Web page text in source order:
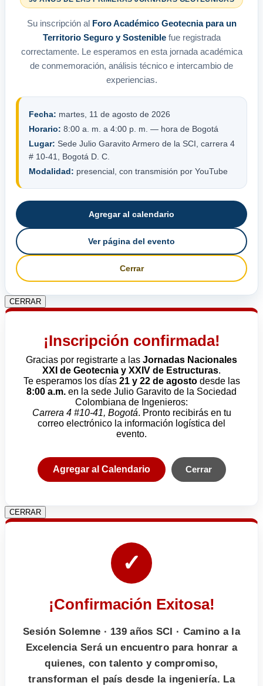
Su inscripción al Foro Académico Geotecnia para un
Territorio Seguro y Sosteniblefue registrada
correctamente. Le esperamos en esta jornada académica
de conmemoración, análisis técnico e intercambio de
experiencias.
Fecha: martes, 11 de agosto de 2026
Horario: 8:00 a. m. a 4:00 p. m. — hora de Bogotá
Lugar: Sede Julio Garavito Armero de la SCI, carrera 4
# 10-41, Bogotá D. C.
Modalidad: presencial, con transmisión por YouTube
Agregar al calendario
Ver página del evento
Cerrar
CERRAR
¡Inscripción confirmada!
Gracias por registrarte a las Jornadas Nacionales
XXI de Geotecnia y XXIV de Estructuras.
Te esperamos los días 21 y 22 de agostodesde las
8:00 a.m. en la sede Julio Garavito de la Sociedad
Colombiana de Ingenieros:
Carrera 4 #10-41, Bogotá. Pronto recibirás en tu
correo electrónico la información logística del
evento.
Agregar al Calendario Cerrar
CERRAR
✓
¡Confirmación Exitosa!
Sesión Solemne · 139 años SCI · Camino a la
Excelencia Será un encuentro para honrar a
quienes, con talento y compromiso,
transforman el país desde la ingeniería. La